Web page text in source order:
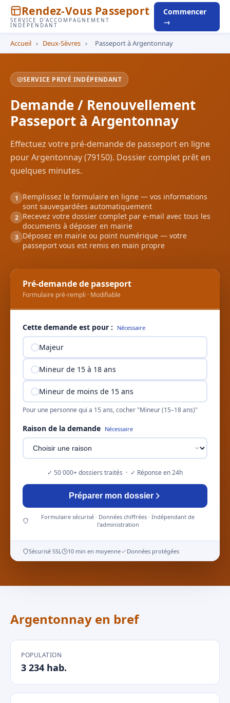
Rendez-Vous Passeport
SERVICE D'ACCOMPAGNEMENT
INDÉPENDANT
Commencer
→
Accueil › Deux-Sèvres › Passeport à Argentonnay
SERVICE PRIVÉ INDÉPENDANT
Demande / Renouvellement
Passeport à Argentonnay
Effectuez votre pré-demande de passeport en ligne
pour Argentonnay (79150). Dossier complet prêt en
quelques minutes.
1
Remplissez le formulaire en ligne — vos informations
sont sauvegardées automatiquement
2 Recevez votre dossier complet par e-mail avec tous les
documents à déposer en mairie
3 Déposez en mairie ou point numérique — votre
passeport vous est remis en main propre
Pré-demande de passeport
Formulaire pré-rempli · Modifiable
Cette demande est pour : Nécessaire
Majeur
Mineur de 15 à 18 ans
Mineur de moins de 15 ans
Pour une personne qui a 15 ans, cocher "Mineur (15–18 ans)"
Raison de la demande Nécessaire
✓ 50 000+ dossiers traités · ✓ Réponse en 24h
Préparer mon dossier
Formulaire sécurisé · Données chiffrées · Indépendant de
l'administration
Sécurisé SSL 10 min en moyenne Données protégées
Argentonnay en bref
POPULATION
3 234 hab.